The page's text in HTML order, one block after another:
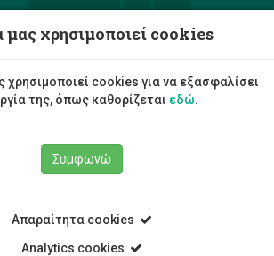
Διοίκηση
Υγεία και Ευεξία
μας χρησιμοποιεί cookies
χρησιμοποιεί cookies για να εξασφαλίσει
της, όπως καθορίζεται εδώ.
Συμφωνώ
Απαραίτητα cookies
Analytics cookies